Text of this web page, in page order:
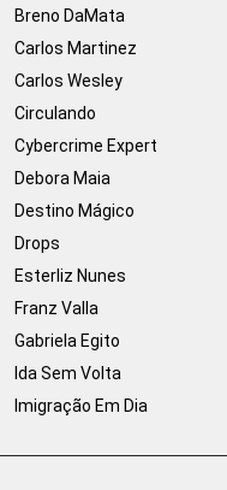
Breno DaMata
Carlos Martinez
Carlos Wesley
Circulando
Cybercrime Expert
Debora Maia
Destino Mágico
Drops
Esterliz Nunes
Franz Valla
Gabriela Egito
Ida Sem Volta
Imigração Em Dia